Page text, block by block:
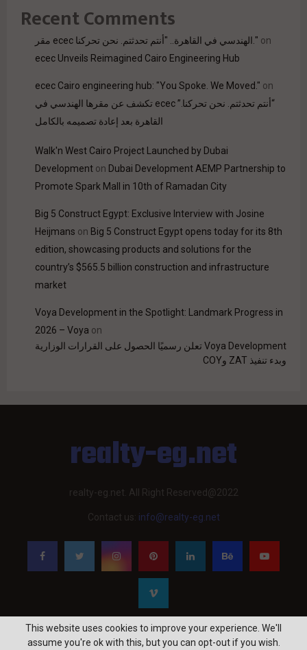
Recent Comments
مقر ecec الهندسي في القاهرة.. "أنتم تحدثتم. نحن تحركنا." on
ecec Unveils Reimagined Cairo Engineering Hub
ecec Cairo engineering hub: "You Spoke. We Moved." on
“أنتم تحدثتم. نحن تحركنا.” ecec تكشف عن مقرها الهندسي في
القاهرة بعد إعادة تصميمه بالكامل
Walk'n West Cairo Project Launched by Dubai
Development on Dubai Development AEMP Partnership to
Promote Spark Mall in 10th of Ramadan City
Big 5 Construct Egypt: Exclusive Interview with Josine
Heijmans on Big 5 Construct Egypt opens today for its 8th
edition, showcasing products and solutions for the
country’s $565.5 billion construction and infrastructure
market
Voya Development in the Spotlight: Landmark Progress in
2026 – Voya on
Voya Development تعلن رسميًا الحصول على القرارات الوزارية
وبدء تنفيذ ZAT وCOY
realty-eg.net
realty-eg.net. All Right Reserved@2022
Contact us: info@realty-eg.net
This website uses cookies to improve your experience. We'll
assume you're ok with this, but you can opt-out if you wish.